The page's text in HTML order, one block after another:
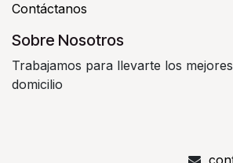
Contáctanos
Sobre Nosotros
Trabajamos para llevarte los
domicilio